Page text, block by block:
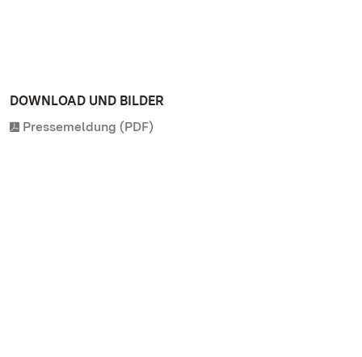
DOWNLOAD UND BILDER
Pressemeldung (PDF)